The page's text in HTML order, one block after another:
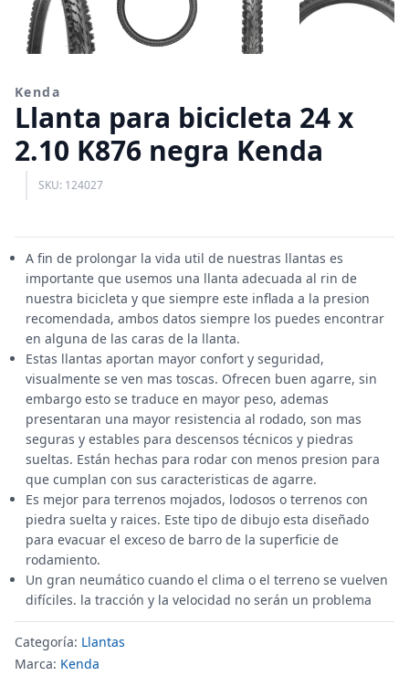
Kenda
Llanta para bicicleta 24 x
2.10 K876 negra Kenda
SKU: 124027
A fin de prolongar la vida util de nuestras llantas es
importante que usemos una llanta adecuada al rin de
nuestra bicicleta y que siempre este inflada a la presion
recomendada, ambos datos siempre los puedes encontrar
en alguna de las caras de la llanta.
Estas llantas aportan mayor confort y seguridad,
visualmente se ven mas toscas. Ofrecen buen agarre, sin
embargo esto se traduce en mayor peso, ademas
presentaran una mayor resistencia al rodado, son mas
seguras y estables para descensos técnicos y piedras
sueltas. Están hechas para rodar con menos presion para
que cumplan con sus caracteristicas de agarre.
Es mejor para terrenos mojados, lodosos o terrenos con
piedra suelta y raices. Este tipo de dibujo esta diseñado
para evacuar el exceso de barro de la superficie de
rodamiento.
Un gran neumático cuando el clima o el terreno se vuelven
difíciles. la tracción y la velocidad no serán un problema
Categoría: Llantas
Marca: Kenda